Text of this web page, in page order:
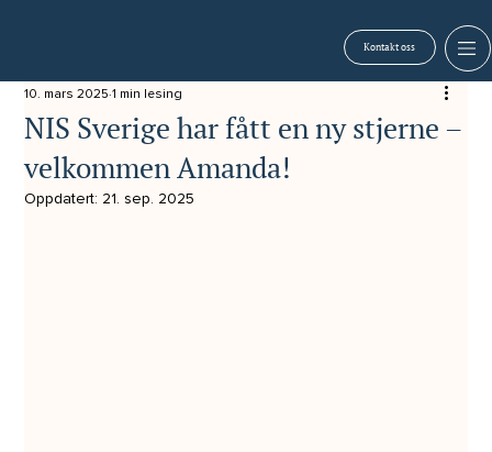
Kontakt oss
NIS Sverige har fått en ny stjerne –
velkommen Amanda!
10. mars 2025 1 min lesing
Oppdatert: 21. sep. 2025